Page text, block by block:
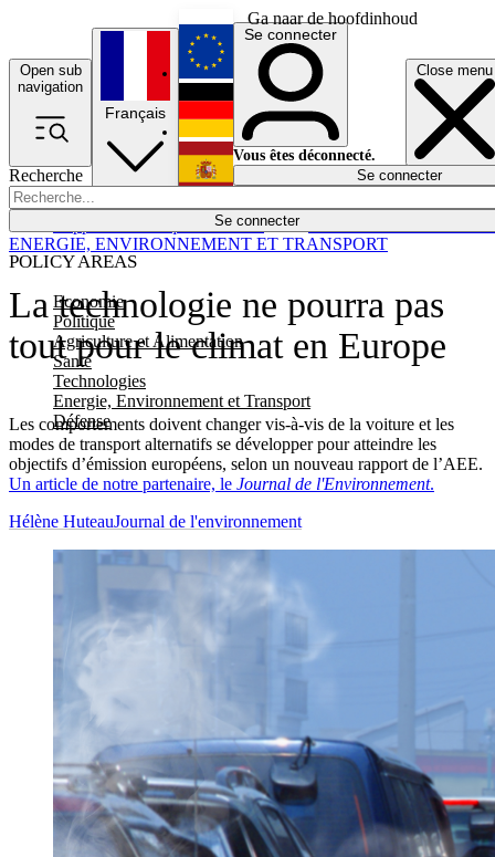
Ga naar de hoofdinhoud
Open sub
navigation
Close menu
Recherche
Se connecter
POLICY AREAS
Economie
Politique
Agriculture et Alimentation
Santé
Technologies
Energie, Environnement et Transport
Défense
Économie
Français
English
Deutsch
Español
Se connecter
Vous êtes déconnecté.
Se connecter
La technologie ne pourra pas
tout pour le climat en Europe
Les comportements doivent changer vis-à-vis de la voiture et les
modes de transport alternatifs se développer pour atteindre les
objectifs d’émission européens, selon un nouveau rapport de l’AEE.
Un article de notre partenaire, le Journal de l'Environnement.
ENERGIE, ENVIRONNEMENT ET TRANSPORT
Hélène HuteauJournal de l'environnement